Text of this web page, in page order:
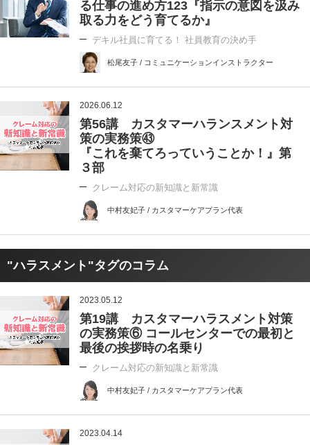
る仕事の進め方123『指示の意図を汲み
取る力をどう育てるか』
デキル社員に育てる！ 社員教育の決め手
松尾友子 / コミュニケーションインストラクター
2026.06.12
第56講 カスタマーハランスメント対
策の実務策㊸
『これを棄てろっていうことか！』第
３部
クレーム対応の新知識と新常識
中村友妃子 / カスタマーケアプラン代表
"ハラスメント"タグのコラム
2023.05.12
第19講 カスタマーハラスメント対策
の実務策⑥ コールセンターでの最初と
最後の挨拶時の名乗り
クレーム対応の新知識と新常識
中村友妃子 / カスタマーケアプラン代表
2023.04.14